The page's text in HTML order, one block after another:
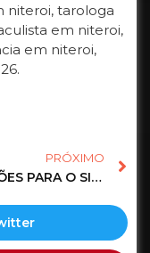
niteroi, tarologa
em niteroi,
em niteroi,
PRÓXIMO
PREVISÕES PARA O SIGNO DE ESCORPIÃO DIA 23-03-2025. #tarot #baralho #taro #amordevolta #amor